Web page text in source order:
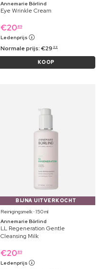
Annemarie Börlind
Eye Wrinkle Cream
€20 89
Ledenprijs
Normale prijs:€29 99
KOOP
BIJNA UITVERKOCHT
Reinigingsmelk ⋅ 150 ml
Annemarie Börlind
LL Regeneration Gentle
Cleansing Milk
€20 89
Ledenprijs